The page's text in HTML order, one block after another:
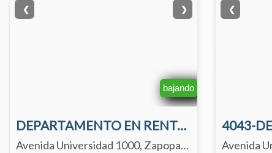
❮ ❯
bajando
DEPARTAMENTO EN RENTA 4073 TORRE 4000 EN WEST POINT.
Avenida Universidad 1000, Zapopan, Jalisco 45110
❮